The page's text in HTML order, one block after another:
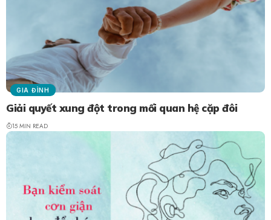
GIA ĐÌNH
Giải quyết xung đột trong mối quan hệ cặp đôi
15 MIN READ